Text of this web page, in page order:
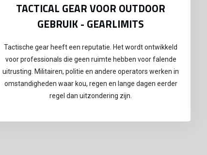
TACTICAL GEAR VOOR OUTDOOR
GEBRUIK - GEARLIMITS
Tactische gear heeft een reputatie. Het wordt ontwikkeld
voor professionals die geen ruimte hebben voor falende
uitrusting. Militairen, politie en andere operators werken in
omstandigheden waar kou, regen en lange dagen eerder
regel dan uitzondering zijn.